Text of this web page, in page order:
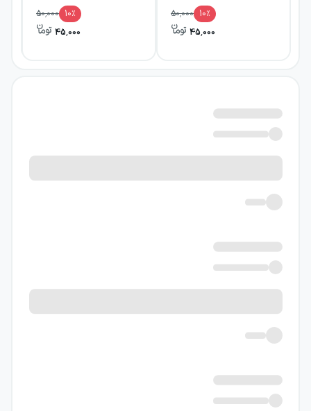
50,000 10٪
45,000
50,000 10٪
45,000